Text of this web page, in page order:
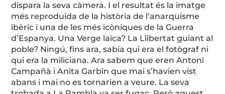
dispara la seva càmera. I el resultat és la imatge
més reproduïda de la història de l’anarquisme
ibèric i una de les més icòniques de la Guerra
d’Espanya. Una Verge laica? La Llibertat guiant al
poble? Ningú, fins ara, sabia qui era el fotògraf ni
qui era la miliciana. Ara sabem que eren Antoni
Campañà i Anita Garbin que mai s’havien vist
abans i mai no es tornarien a veure. La seva